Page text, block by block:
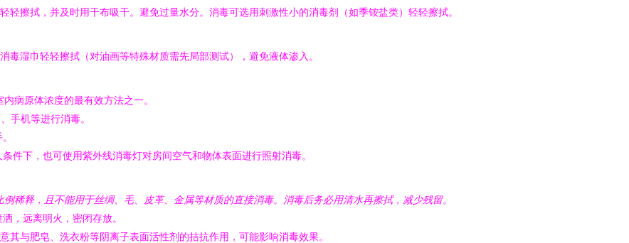
擦拭，并及时用干布吸干。避免过量水分。消毒可选用刺激性小的消毒剂（如季铵盐类）轻轻擦拭。
湿巾轻轻擦拭（对油画等特殊材质需先局部测试），避免液体渗入。
病原体浓度的最有效方法之一。
手机等进行消毒。
件下，也可使用紫外线消毒灯对房间空气和物体表面进行照射消毒。
稀释，且不能用于丝绸、毛、皮革、金属等材质的直接消毒。消毒后务必用清水再擦拭，减少残留。
，远离明火，密闭存放。
其与肥皂、洗衣粉等阴离子表面活性剂的拮抗作用，可能影响消毒效果。